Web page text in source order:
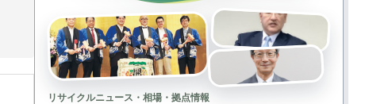
リサイクルニュース・相場・拠点情報